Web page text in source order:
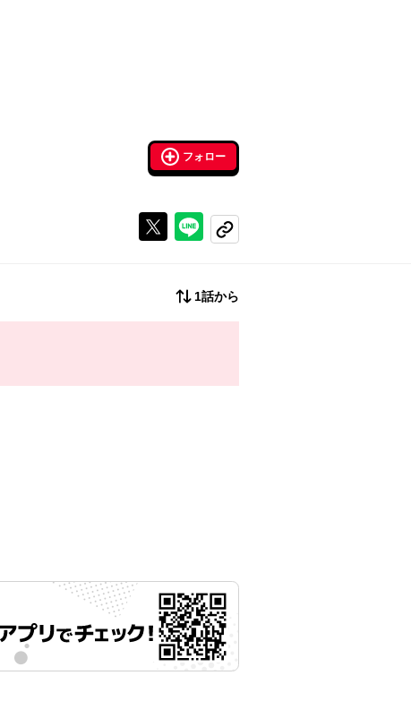
フォロー
Xで投稿するラインでシェアする
コピーする
1話から